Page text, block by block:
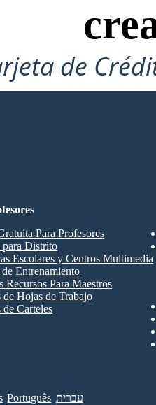
de
Para
Para Profesores
para Distrito
Escolares y Centros Multimedia
de Entrenamiento
Recursos Para Maestros
de Hojas de Trabajo
Carteles
Português עברית